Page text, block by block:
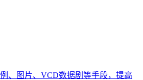
、图片、VCD数据剧等手段，提高